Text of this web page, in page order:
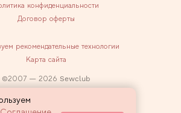
2007 — 2026 Sewclub
конфиденциальности
Договор оферты
рекомендательные технологии
Карта сайта